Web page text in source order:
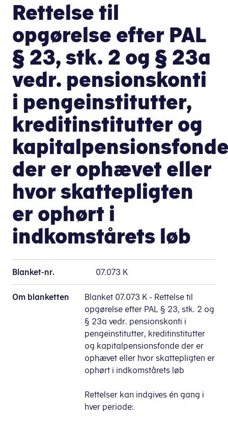
Rettelse til
opgørelse efter PAL
§ 23, stk. 2 og § 23a
vedr. pensionskonti
i pengeinstitutter,
kreditinstitutter og
der er ophævet eller
hvor skattepligten
er ophørt i
indkomstårets løb
Blanket-nr. 07.073 K
Om blanketten
Blanket 07.073 K - Rettelse til
opgørelse efter PAL § 23, stk. 2 og
§ 23a vedr. pensionskonti i
pengeinstitutter, kreditinstitutter
og kapitalpensionsfonde der er
ophævet eller hvor skattepligten er
ophørt i indkomstårets løb
Rettelser kan indgives én gang i
hver periode: